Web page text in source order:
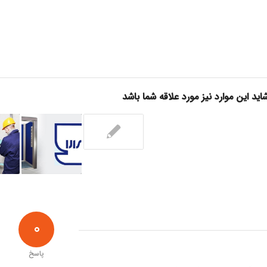
این موارد نیز مورد علاقه شما باشد
0
پاسخ